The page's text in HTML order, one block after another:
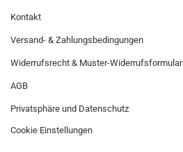
Kontakt
Versand- & Zahlungsbedingungen
Widerrufsrecht & Muster-Widerrufsformular
AGB
Privatsphäre und Datenschutz
Cookie Einstellungen